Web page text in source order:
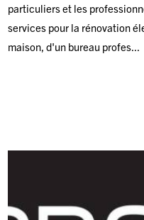
particuliers et les
services pour la rénovation
maison, d'un bureau profes...